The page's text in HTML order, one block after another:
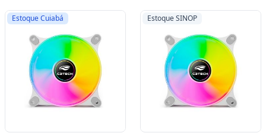
Estoque Cuiabá Estoque SINOP